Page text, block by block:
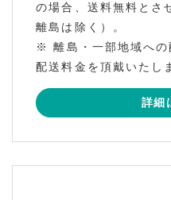
の場合、送料無料とさ
離島は除く）。
※ 離島・一部地域への
配送料金を頂戴いたし
詳細